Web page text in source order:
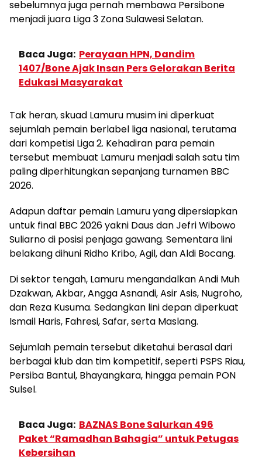
sebelumnya juga pernah membawa Persibone
menjadi juara Liga 3 Zona Sulawesi Selatan.
Baca Juga: Perayaan HPN, Dandim
1407/Bone Ajak Insan Pers Gelorakan Berita
Edukasi Masyarakat
Tak heran, skuad Lamuru musim ini diperkuat
sejumlah pemain berlabel liga nasional, terutama
dari kompetisi Liga 2. Kehadiran para pemain
tersebut membuat Lamuru menjadi salah satu tim
paling diperhitungkan sepanjang turnamen BBC
2026.
Adapun daftar pemain Lamuru yang dipersiapkan
untuk final BBC 2026 yakni Daus dan Jefri Wibowo
Suliarno di posisi penjaga gawang. Sementara lini
belakang dihuni Ridho Kribo, Agil, dan Aldi Bocang.
Di sektor tengah, Lamuru mengandalkan Andi Muh
Dzakwan, Akbar, Angga Asnandi, Asir Asis, Nugroho,
dan Reza Kusuma. Sedangkan lini depan diperkuat
Ismail Haris, Fahresi, Safar, serta Maslang.
Sejumlah pemain tersebut diketahui berasal dari
berbagai klub dan tim kompetitif, seperti PSPS Riau,
Persiba Bantul, Bhayangkara, hingga pemain PON
Sulsel.
Baca Juga: BAZNAS Bone Salurkan 496
Paket “Ramadhan Bahagia” untuk Petugas
Kebersihan